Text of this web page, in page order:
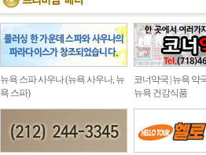
뉴욕 스파 사우나 (뉴욕 사우나, 뉴
욕 스파)
코너약국 | 뉴욕 약
뉴욕 건강식품